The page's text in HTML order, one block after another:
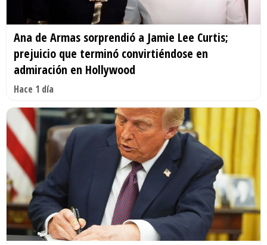
Ana de Armas sorprendió a Jamie Lee Curtis;
prejuicio que terminó convirtiéndose en
admiración en Hollywood
Hace 1 día